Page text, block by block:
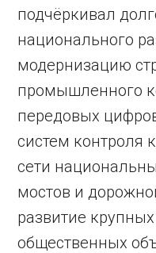
подчёркивал
национального
модернизацию
промышленного
передовых
систем контроля
сети
мостов и
развитие
общественных